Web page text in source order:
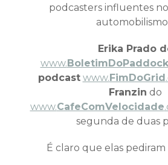
podcasters influentes
automobilismo
Erika Prado
www. BoletimDoPaddock
podcast www. FimDoGrid
Franzin do
www.CafeComVelocidade
segunda de duas
É claro que elas